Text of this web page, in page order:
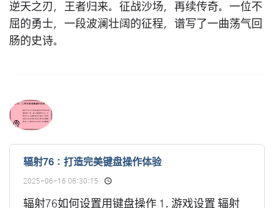
逆天之刃，王者归来。征战沙场，再续传奇。一位不
屈的勇士，一段波澜壮阔的征程，谱写了一曲荡气回
肠的史诗。
辐射76：打造完美键盘操作体验
2025-06-16 06:30:15
辐射76如何设置用键盘操作 1. 游戏设置 辐射